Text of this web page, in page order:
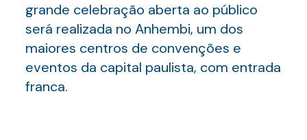
grande celebração aberta ao público
será realizada no Anhembi, um dos
maiores centros de convenções e
eventos da capital paulista, com entrada
franca.